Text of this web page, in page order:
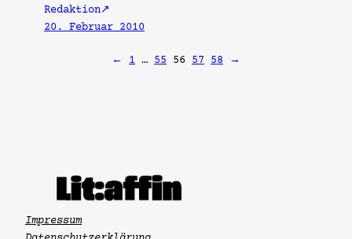
Redaktion
20. Februar 2010
← 1 … 55 56 57 58 →
Impressum